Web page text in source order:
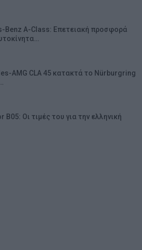
Benz A-Class: Επετειακή προσφορά
AMG CLA 45 κατακτά το Nürburgring
B05: Οι τιμές του για την ελληνική